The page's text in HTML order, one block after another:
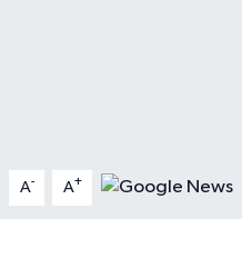
A- A+